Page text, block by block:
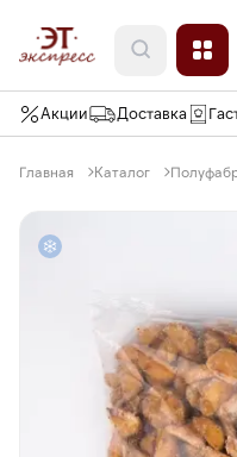
Акции Доставка
Главная Каталог